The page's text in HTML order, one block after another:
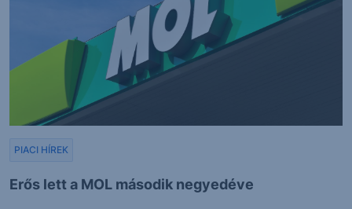
Erős lett a MOL második negyedéve
PIACI HÍREK